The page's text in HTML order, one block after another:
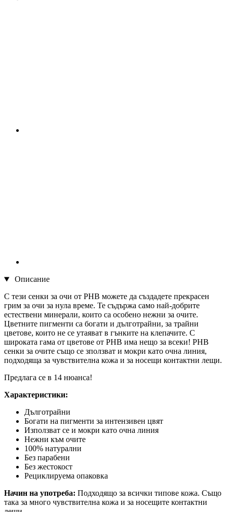
Описание
С тези сенки за очи от PHB можете да създадете прекрасен
грим за очи за нула време. Те съдържа само най-добрите
естествени минерали, които са особено нежни за очите.
Цветните пигменти са богати и дълготрайни, за трайни
цветове, които не се утаяват в гънките на клепачите. С
широката гама от цветове от PHB има нещо за всеки! PHB
сенки за очите също се зползват и мокри като очна линия,
подходяща за чувствителна кожа и за носещи контактни лещи.
Предлага се в 14 нюанса!
Характеристики:
Дълготрайни
Богати на пигменти за интензивен цвят
Използват се и мокри като очна линия
Нежни към очите
100% натурални
Без парабени
Без жестокост
Рециклируема опаковка
Начин на употреба: Подходящо за всички типове кожа. Също
така за много чувствителна кожа и за носещите контактни